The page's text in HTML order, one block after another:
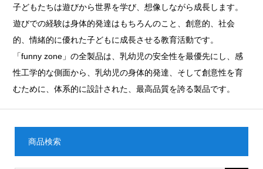
子どもたちは遊びから世界を学び、想像しながら成長します。
遊びでの経験は身体的発達はもちろんのこと、創意的、社会
的、情緒的に優れた子どもに成長させる教育活動です。
「funny zone」の全製品は、乳幼児の安全性を最優先にし、感
性工学的な側面から、乳幼児の身体的発達、そして創意性を育
むために、体系的に設計された、最高品質を誇る製品です。
商品検索